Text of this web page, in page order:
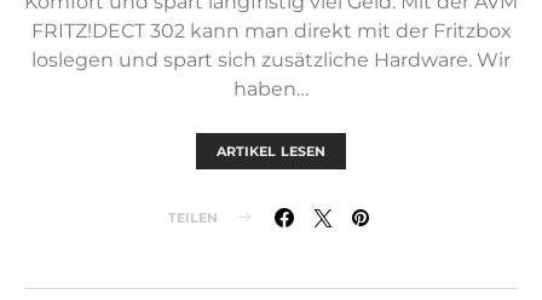
FRITZ!DECT 302 kann man direkt mit der Fritzbox
loslegen und spart sich zusätzliche Hardware. Wir
haben…
ARTIKEL LESEN
TEILEN